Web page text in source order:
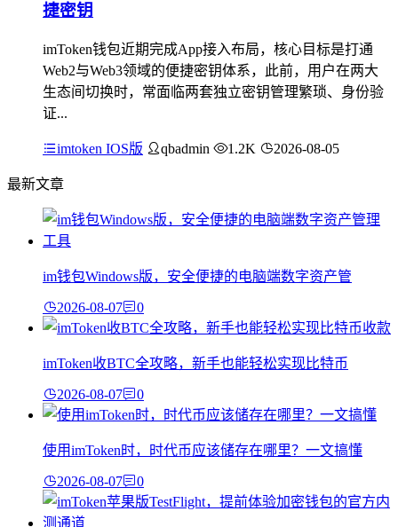
捷密钥
imToken钱包近期完成App接入布局，核心目标是打通
Web2与Web3领域的便捷密钥体系，此前，用户在两大
生态间切换时，常面临两套独立密钥管理繁琐、身份验
证...
imtoken IOS版 qbadmin 1.2K 2026-08-05
最新文章
im钱包Windows版，安全便捷的电脑端数字资产管
2026-08-07 0
imToken收BTC全攻略，新手也能轻松实现比特币
2026-08-07 0
使用imToken时，时代币应该储存在哪里？一文搞懂
2026-08-07 0